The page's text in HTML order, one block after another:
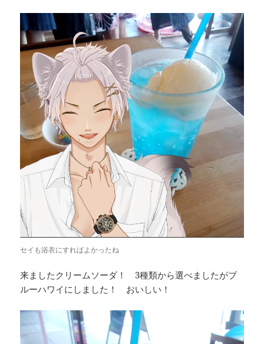
セイも浴衣にすればよかったね
来ましたクリームソーダ！ 3種類から選べましたがブ
ルーハワイにしました！ おいしい！